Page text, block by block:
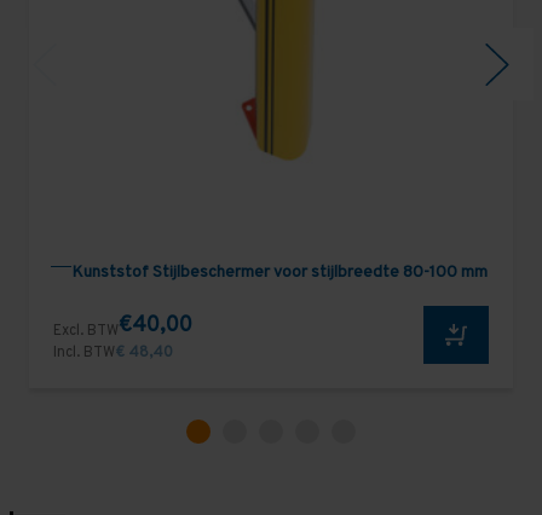
Kunststof Stijlbeschermer voor stijlbreedte 80-100 mm
Excl. BTW€40,00
Incl. BTW€ 48,40